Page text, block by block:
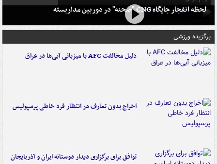
لحظه انفجار جایگاه CNG "صحنه" در دوربین مداربسته
برگزیده ورزشی
دلیل مخالفت AFC با میزبانی آبی‌ها در عراق
اخراج بدون تعارف در انتظار فرد خاطی پرسپولیس
توافق برای برگزاری دیدار دوستانه ایران و آذربایجان